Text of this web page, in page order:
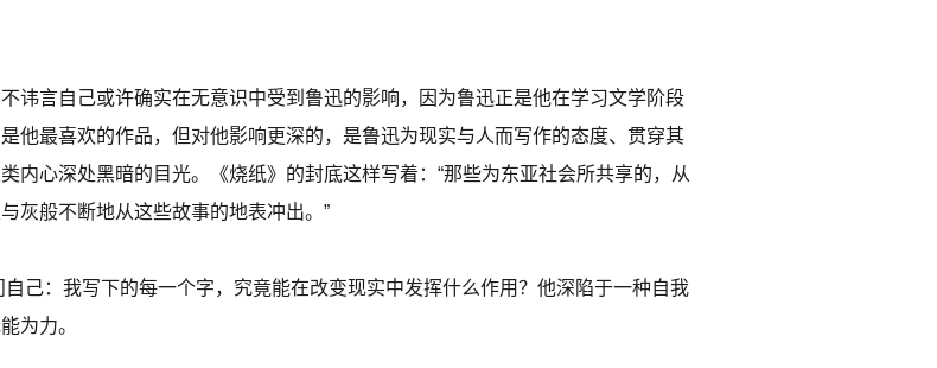
言自己或许确实在无意识中受到鲁迅的影响，因为鲁迅正是他在学习文学阶段
他最喜欢的作品，但对他影响更深的，是鲁迅为现实与人而写作的态度、贯穿其
心深处黑暗的目光。《烧纸》的封底这样写着：“那些为东亚社会所共享的，从
灰般不断地从这些故事的地表冲出。”
己：我写下的每一个字，究竟能在改变现实中发挥什么作用？他深陷于一种自我
为力。